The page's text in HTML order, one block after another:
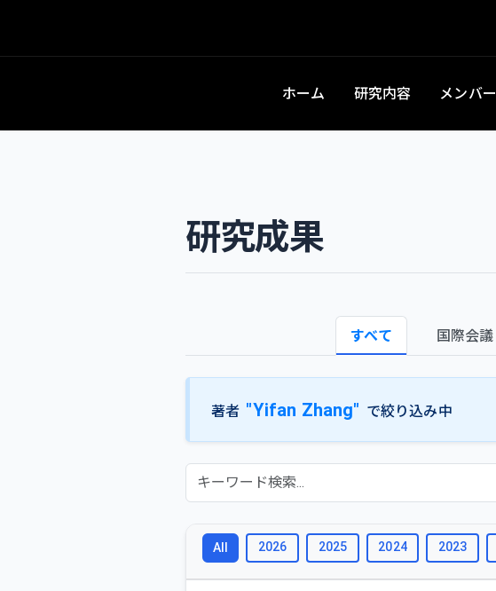
ホーム 研究内容 メンバー
研究成果
すべて 国際会議
著者 "Yifan Zhang" で絞り込み中
All 2026 2025 2024 2023